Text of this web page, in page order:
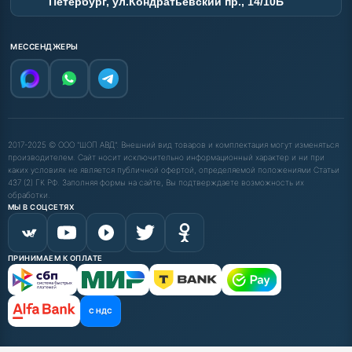
МЕССЕНДЖЕРЫ
2017-2025 © ООО "ШОП АВД". Внешний вид товаров и комплектация могут изменяться
производителем. Сайт носит исключительно информационный характер и ни при
каких условиях не является публичной офертой, определяемой положениями Статьи
437 (2) ГК РФ. Заполняя формы на сайте, Вы подтверждаете возможность их
обработки.
МЫ В СОЦСЕТЯХ
ПРИНИМАЕМ К ОПЛАТЕ
С НДС